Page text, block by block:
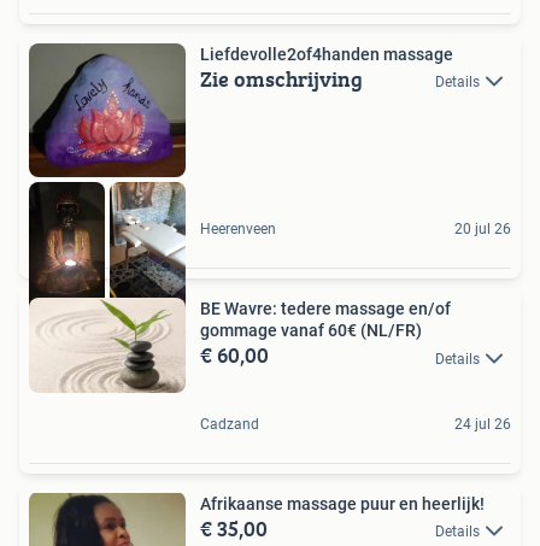
Liefdevolle2of4handen massage
Zie omschrijving Details
Heerenveen 20 jul 26
BE Wavre: tedere massage en/of
gommage vanaf 60€ (NL/FR)
€ 60,00 Details
Cadzand 24 jul 26
Afrikaanse massage puur en heerlijk!
€ 35,00 Details